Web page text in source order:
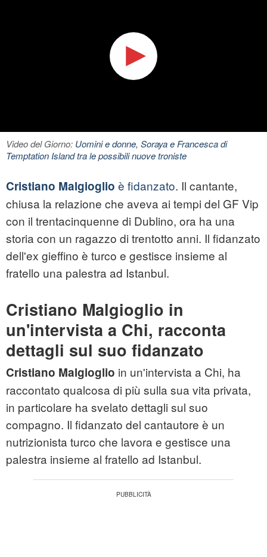
Video del Giorno: Uomini e donne, Soraya e Francesca di
Temptation Island tra le possibili nuove troniste
Cristiano Malgioglio è fidanzato. Il cantante,
chiusa la relazione che aveva ai tempi del GF Vip
con il trentacinquenne di Dublino, ora ha una
storia con un ragazzo di trentotto anni. Il fidanzato
dell'ex gieffino è turco e gestisce insieme al
fratello una palestra ad Istanbul.
Cristiano Malgioglio in
un'intervista a Chi, racconta
dettagli sul suo fidanzato
Cristiano Malgioglio in un'intervista a Chi, ha
raccontato qualcosa di più sulla sua vita privata,
in particolare ha svelato dettagli sul suo
compagno. Il fidanzato del cantautore è un
nutrizionista turco che lavora e gestisce una
palestra insieme al fratello ad Istanbul.